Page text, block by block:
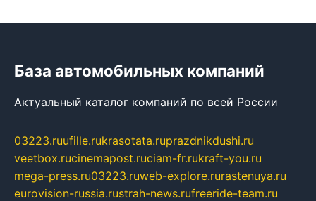
База автомобильных компаний
Актуальный каталог компаний по всей России
03223.ruufille.rukrasotata.ruprazdnikdushi.ru
veetbox.rucinemapost.ruciam-fr.rukraft-you.ru
mega-press.ru03223.ruweb-explore.rurastenuya.ru
eurovision-russia.rustrah-news.rufreeride-team.ru